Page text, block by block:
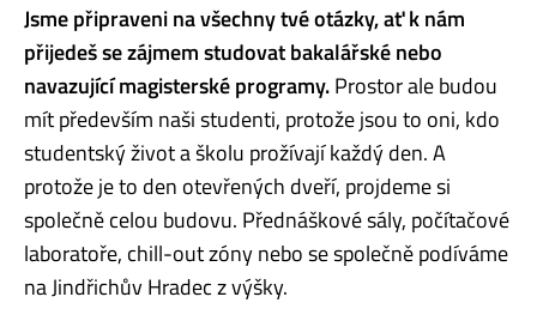
Jsme připraveni na všechny tvé otázky, ať k nám
přijedeš se zájmem studovat bakalářské nebo
navazující magisterské programy.Prostor ale budou
mít především naši studenti, protože jsou to oni, kdo
studentský život a školu prožívají každý den. A
protože je to den otevřených dveří, projdeme si
společně celou budovu. Přednáškové sály, počítačové
laboratoře, chill-out zóny nebo se společně podíváme
na Jindřichův Hradec z výšky.